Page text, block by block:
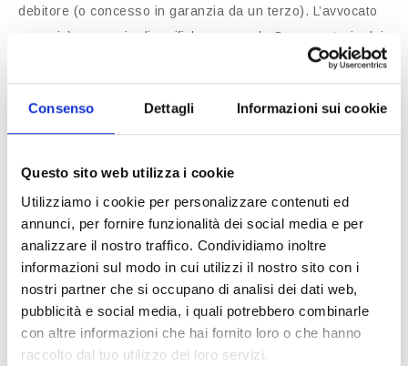
Consenso Dettagli Informazioni sui cookie
Questo sito web utilizza i cookie
Utilizziamo i cookie per personalizzare contenuti ed
annunci, per fornire funzionalità dei social media e per
analizzare il nostro traffico. Condividiamo inoltre
informazioni sul modo in cui utilizzi il nostro sito con i
nostri partner che si occupano di analisi dei dati web,
pubblicità e social media, i quali potrebbero combinarle
con altre informazioni che hai fornito loro o che hanno
raccolto dal tuo utilizzo dei loro servizi.
debitore (o concesso in garanzia da un terzo). L’avvocato
eseguirà una serie di verifiche presso la Conservatoria dei
Registri Immobiliari) per accertare che il bene sia
effettivamente intestato al debitore e non ci siano altri
vincoli (ad es. precedenti pignoramenti o ipoteche).
Precetto e Pignoramento
I passi successivi saranno quelli di notificare il precetto
(una richiesta formale di pagamento) e quindi il
pignoramento. Il pignoramento immobiliare verrà trascritto
sui Registri Immobiliari
Valutazione e Vendita